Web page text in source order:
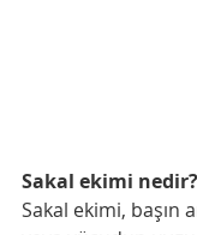
Sakal ekimi nedir?
Sakal ekimi, başın